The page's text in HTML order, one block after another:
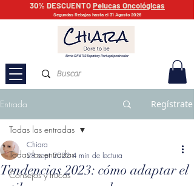
Envío GRATIS España y Portugal peninsular
30% DESCUENTOPelucas Oncológicas
Segundas Rebajas hasta el 31 Agosto 2026
Entrada Regístrate
Todas las entradas
Consejos y trucos
Todas las entradas
Tendencias 2023: cómo adaptar el
Chiara
28 sept 2022 4 min de lectura